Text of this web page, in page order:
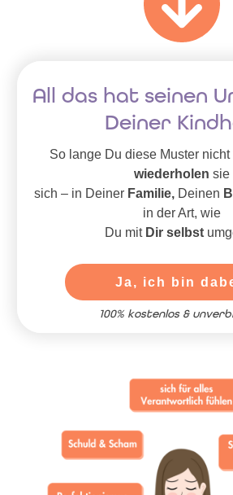
All das hat seinen
Deiner
So lange Du diese Muster nicht
wiederholen sie
sich – in Deiner Familie,Deinen
in der Art, wie
Du mit Dir selbst
Ja, ich bin
100% kostenlos &